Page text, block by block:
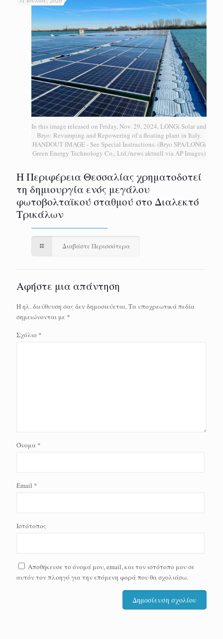
In this image released on Friday, Nov. 29, 2024, LONGi Solar and
Bryo: Revamping and Repowering of a floating plant in Italy.
HANDOUT IMAGE - See Special Instructions. (Bryo SPA/LONGi
Green Energy Technology Co., Ltd./news aktuell via AP Images)
H Περιφέρεια Θεσσαλίας χρηματοδοτεί
τη δημιουργία ενός μεγάλου
φωτοβολταϊκού σταθμού στο Διαλεκτό
Τρικάλων
Διαβάστε Περισσότερα
Αφήστε μια απάντηση
Η ηλ. διεύθυνση σας δεν δημοσιεύεται.Τα υποχρεωτικά πεδία
σημειώνονται με *
Σχόλιο *
Όνομα *
Email *
Ιστότοπος
Αποθήκευσε το όνομά μου, email, και τον ιστότοπο μου σε
αυτόν τον πλοηγό για την επόμενη φορά που θα σχολιάσω.